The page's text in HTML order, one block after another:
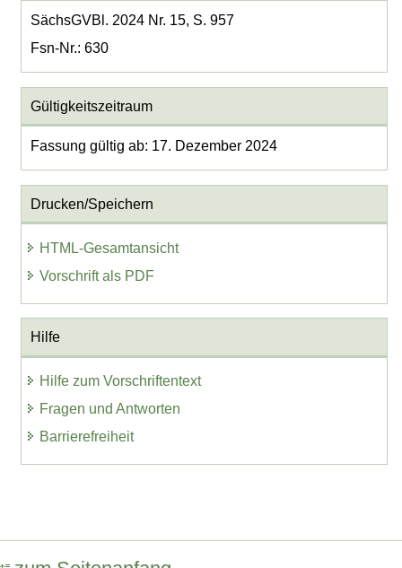
SächsGVBl. 2024 Nr. 15, S. 957
Fsn-Nr.: 630
Gültigkeitszeitraum
Fassung gültig ab: 17. Dezember 2024
Drucken/Speichern
HTML-Gesamtansicht
Vorschrift als PDF
Hilfe
Hilfe zum Vorschriftentext
Fragen und Antworten
Barrierefreiheit